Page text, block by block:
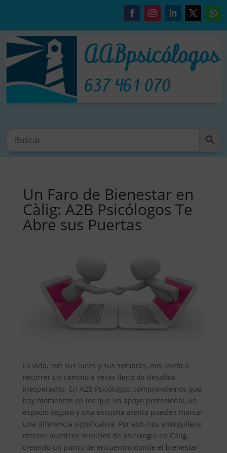
Un Faro de Bienestar en
Càlig: A2B Psicólogos Te
Abre sus Puertas
La vida, con sus luces y sus sombras, nos invita a
recorrer un camino a veces lleno de desafíos
inesperados. En A2B Psicólogos, comprendemos que
hay momentos en los que un apoyo profesional, un
espacio seguro y una escucha atenta pueden marcar
una diferencia significativa. Por eso, nos enorgullece
ofrecer nuestros servicios de psicología en Càlig,
creando un punto de encuentro donde el bienestar